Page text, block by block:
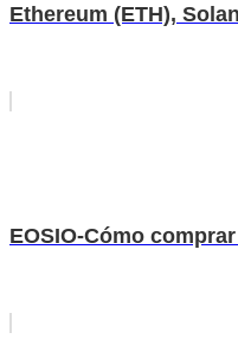
Ethereum (ETH),
EOSIO-Cómo